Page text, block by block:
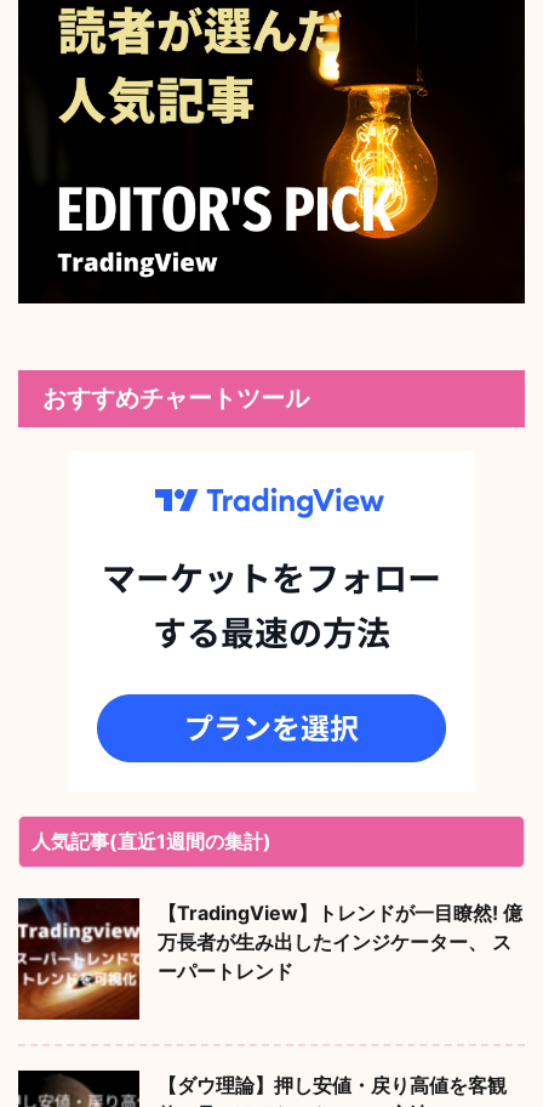
おすすめチャートツール
人気記事(直近1週間の集計)
【TradingView】トレンドが一目瞭然! 億
万長者が生み出したインジケーター、 ス
ーパートレンド
【ダウ理論】押し安値・戻り高値を客観